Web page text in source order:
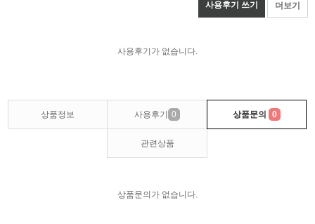
사용후기 쓰기 더보기
사용후기가 없습니다.
상품정보 사용후기 0 상품문의 0
관련상품
상품문의가 없습니다.